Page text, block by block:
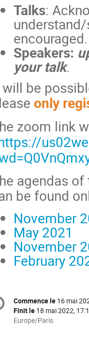
Talks:
encouraged.
Speakers:
your talk.
be
only
zoom link
agendas
be found
November
May 2021
November
February
Date/Heure
Commence le 16 mai
Finit le 18 mai 2022,
Toutes
Europe/Paris